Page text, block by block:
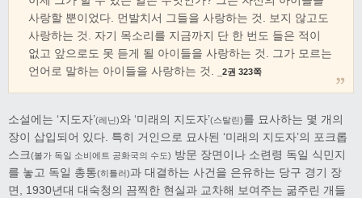
사랑할 뿐이었다. 먼발치서 그들을 사랑하는 것. 보지 않고도
사랑하는 것. 자기 목소리를 지금까지 단 한 번도 들은 적이
없고 앞으로도 못 듣게 될 아이들을 사랑하는 것. 그가 모르는
언어로 말하는 아이들을 사랑하는 것.
_2권 323쪽
소설에는 ‘지도자’(레닌)와 ‘미래의 지도자’(스탈린)를 묘사하는 몇 개의
장이 삽입되어 있다. 특히 거인으로 묘사된 ‘미래의 지도자’의 포크롭
스크(볼가 독일 소비에트 공화국의 수도) 방문 장면이나 소련령 독일 식민지
를 놓고 독일 총통(히틀러)과 대결하는 사건을 은유하는 당구 경기 장
면, 1930년대 대숙청의 끔찍한 현실과 교차해 보여주는 굶주린 개들